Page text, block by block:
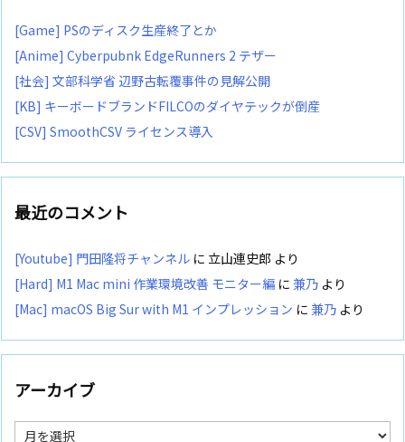
[Game] PSのディスク生産終了とか
[Anime] Cyberpubnk EdgeRunners 2 テザー
[社会] 文部科学省 辺野古転覆事件の見解公開
[KB] キーボードブランドFILCOのダイヤテックが倒産
[CSV] SmoothCSV ライセンス導入
最近のコメント
[Youtube] 門田隆将チャンネル に 立山連史郎 より
[Hard] M1 Mac mini 作業環境改善 モニター編 に 兼乃 より
[Mac] macOS Big Sur with M1 インプレッション に 兼乃 より
アーカイブ
ア